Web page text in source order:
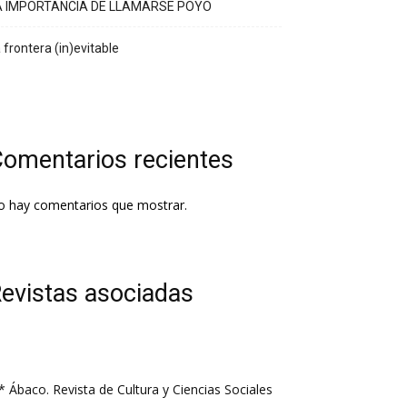
IMPORTANCIA DE LLAMARSE POYO
frontera (in)evitable
recientes
hay comentarios que mostrar.
asociadas
Ábaco. Revista de Cultura y Ciencias Sociales